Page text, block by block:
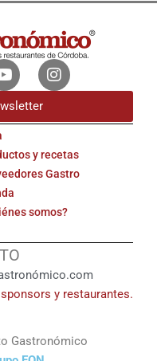
YoutubeInstagram
y recetas
Gastro
somos?
y restaurantes.
Gastronómico